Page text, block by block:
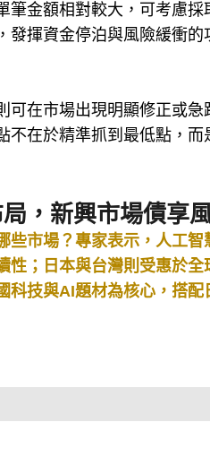
筆金額相對較大，可考慮
發揮資金停泊與風險緩衝
可在市場出現明顯修正或
不在於精準抓到最低點，而
，新興市場債享
些市場？專家表示，人工
性；日本與台灣則受惠於
科技與AI題材為核心，搭